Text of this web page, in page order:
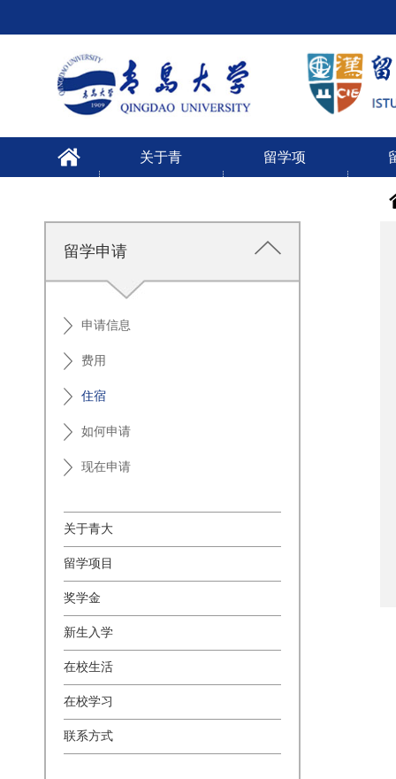
关于青 留学项
留学申请
申请信息
费用
住宿
如何申请
现在申请
关于青大
留学项目
奖学金
新生入学
在校生活
在校学习
联系方式